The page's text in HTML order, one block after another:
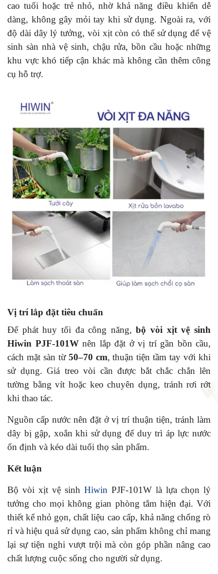
cao tuổi hoặc trẻ nhỏ, nhờ khả năng điều khiển dễ
dàng, không gây mỏi tay khi sử dụng. Ngoài ra, với
độ dài dây lý tưởng, vòi xịt còn có thể sử dụng để vệ
sinh sàn nhà vệ sinh, chậu rửa, bồn cầu hoặc những
khu vực khó tiếp cận khác mà không cần thêm công
cụ hỗ trợ.
Vị trí lắp đặt tiêu chuẩn
Để phát huy tối đa công năng,bộ vòi xịt vệ sinh
Hiwin PJF-101Wnên lắp đặt ở vị trí gần bồn cầu,
cách mặt sàn từ 50–70 cm, thuận tiện tầm tay với khi
sử dụng. Giá treo vòi cần được bắt chắc chắn lên
tường bằng vít hoặc keo chuyên dụng, tránh rơi rớt
khi thao tác.
Nguồn cấp nước nên đặt ở vị trí thuận tiện, tránh làm
dây bị gập, xoắn khi sử dụng để duy trì áp lực nước
ổn định và kéo dài tuổi thọ sản phẩm.
Kết luận
Bộ vòi xịt vệ sinh Hiwin PJF-101W là lựa chọn lý
tưởng cho mọi không gian phòng tắm hiện đại. Với
thiết kế nhỏ gọn, chất liệu cao cấp, khả năng chống rò
rỉ và hiệu quả sử dụng cao, sản phẩm không chỉ mang
lại sự tiện nghi vượt trội mà còn góp phần nâng cao
chất lượng cuộc sống cho người sử dụng.